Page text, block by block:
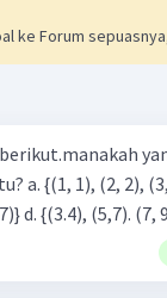
ke Forum
3), (3, 4). (4,5)} c. {(2,7). (4,8). (6,9). (8,7)} d.